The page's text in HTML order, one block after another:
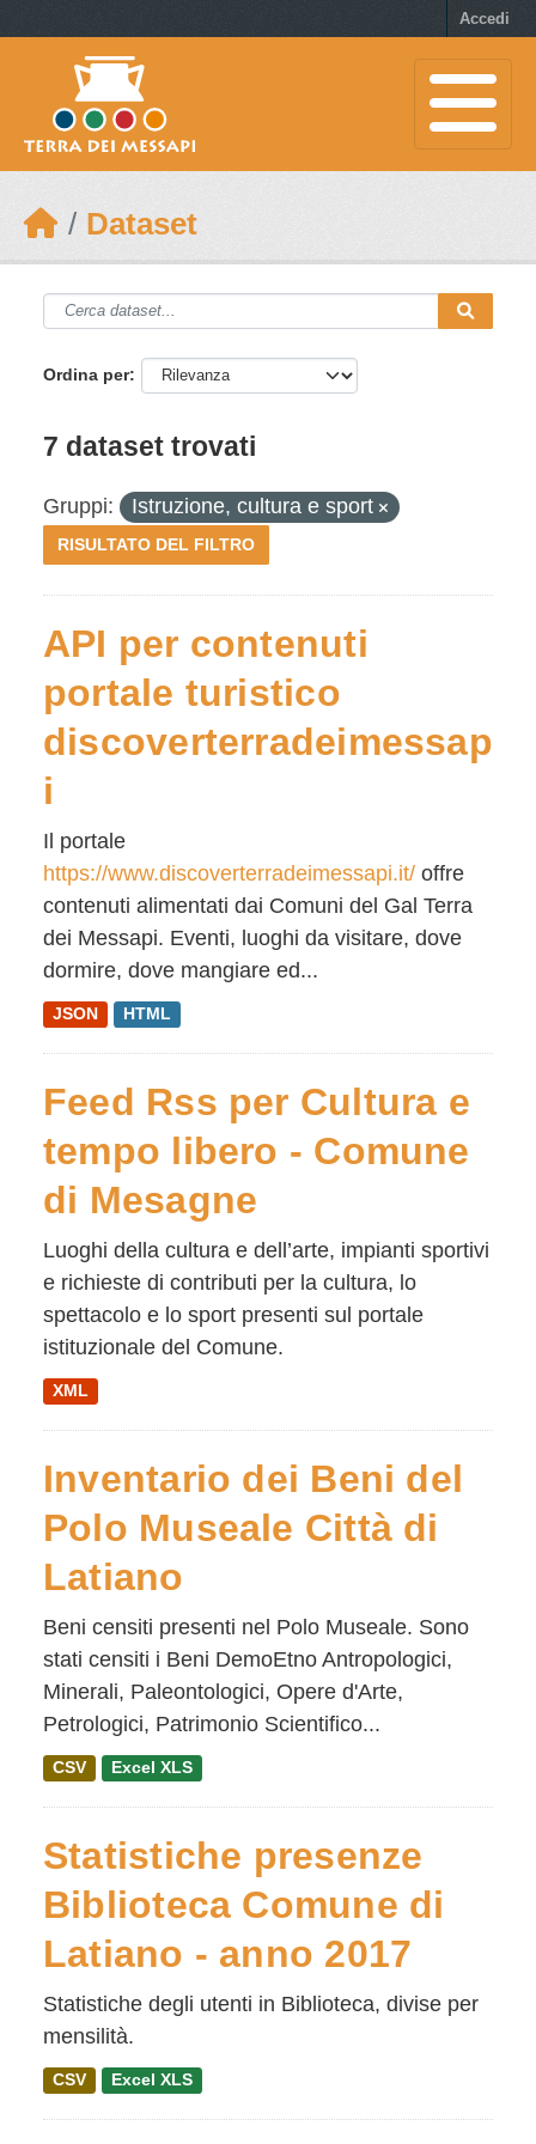
Accedi
Dataset
Ordina per
7 dataset trovati
Gruppi: Istruzione, cultura e sport
RISULTATO DEL FILTRO
API per contenuti
portale turistico
discoverterradeimessap
i
Il portale
https://www.discoverterradeimessapi.it/ offre
contenuti alimentati dai Comuni del Gal Terra
dei Messapi. Eventi, luoghi da visitare, dove
dormire, dove mangiare ed...
JSON HTML
Feed Rss per Cultura e
tempo libero - Comune
di Mesagne
Luoghi della cultura e dell’arte, impianti sportivi
e richieste di contributi per la cultura, lo
spettacolo e lo sport presenti sul portale
istituzionale del Comune.
XML
Inventario dei Beni del
Polo Museale Città di
Latiano
Beni censiti presenti nel Polo Museale. Sono
stati censiti i Beni DemoEtno Antropologici,
Minerali, Paleontologici, Opere d'Arte,
Petrologici, Patrimonio Scientifico...
CSV Excel XLS
Statistiche presenze
Biblioteca Comune di
Latiano - anno 2017
Statistiche degli utenti in Biblioteca, divise per
mensilità.
CSV Excel XLS